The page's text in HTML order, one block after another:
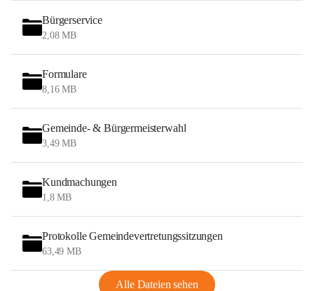
Bürgerservice
2,08 MB
Formulare
8,16 MB
Gemeinde- & Bürgermeisterwahl
3,49 MB
Kundmachungen
1,8 MB
Protokolle Gemeindevertretungssitzungen
63,49 MB
Alle Dateien sehen